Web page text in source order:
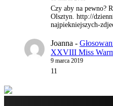
Czy aby na pewno?
Olsztyn. http://
najpiekniejszych-
Joanna -
XXVIII Miss
9 marca 2019
11